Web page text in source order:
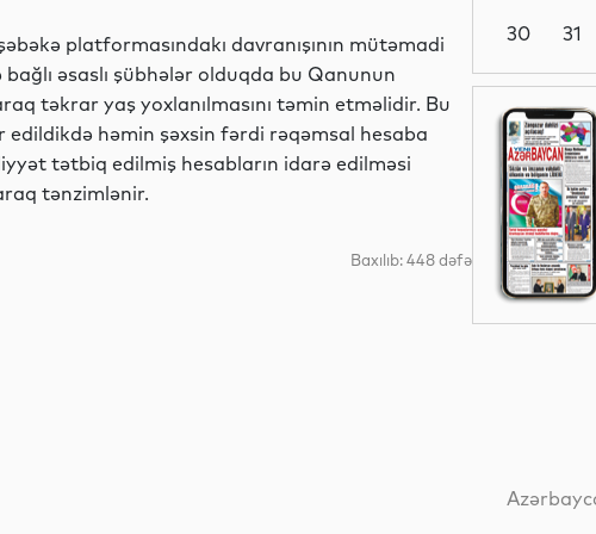
platformasındakı davranışının mütəmadi
əsaslı şübhələr olduqda bu Qanunun
təkrar yaş yoxlanılmasını təmin etməlidir. Bu
edildikdə həmin şəxsin fərdi rəqəmsal hesaba
tətbiq edilmiş hesabların idarə edilməsi
tənzimlənir.
Baxılıb: 448 dəfə
Dünya
Dünya
30
31